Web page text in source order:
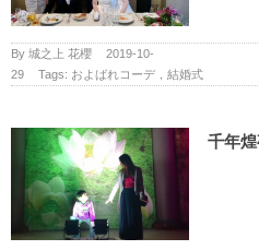
By 城之上 花櫻
2019-10-
29
Tags: およばれコーデ，結婚式
千年